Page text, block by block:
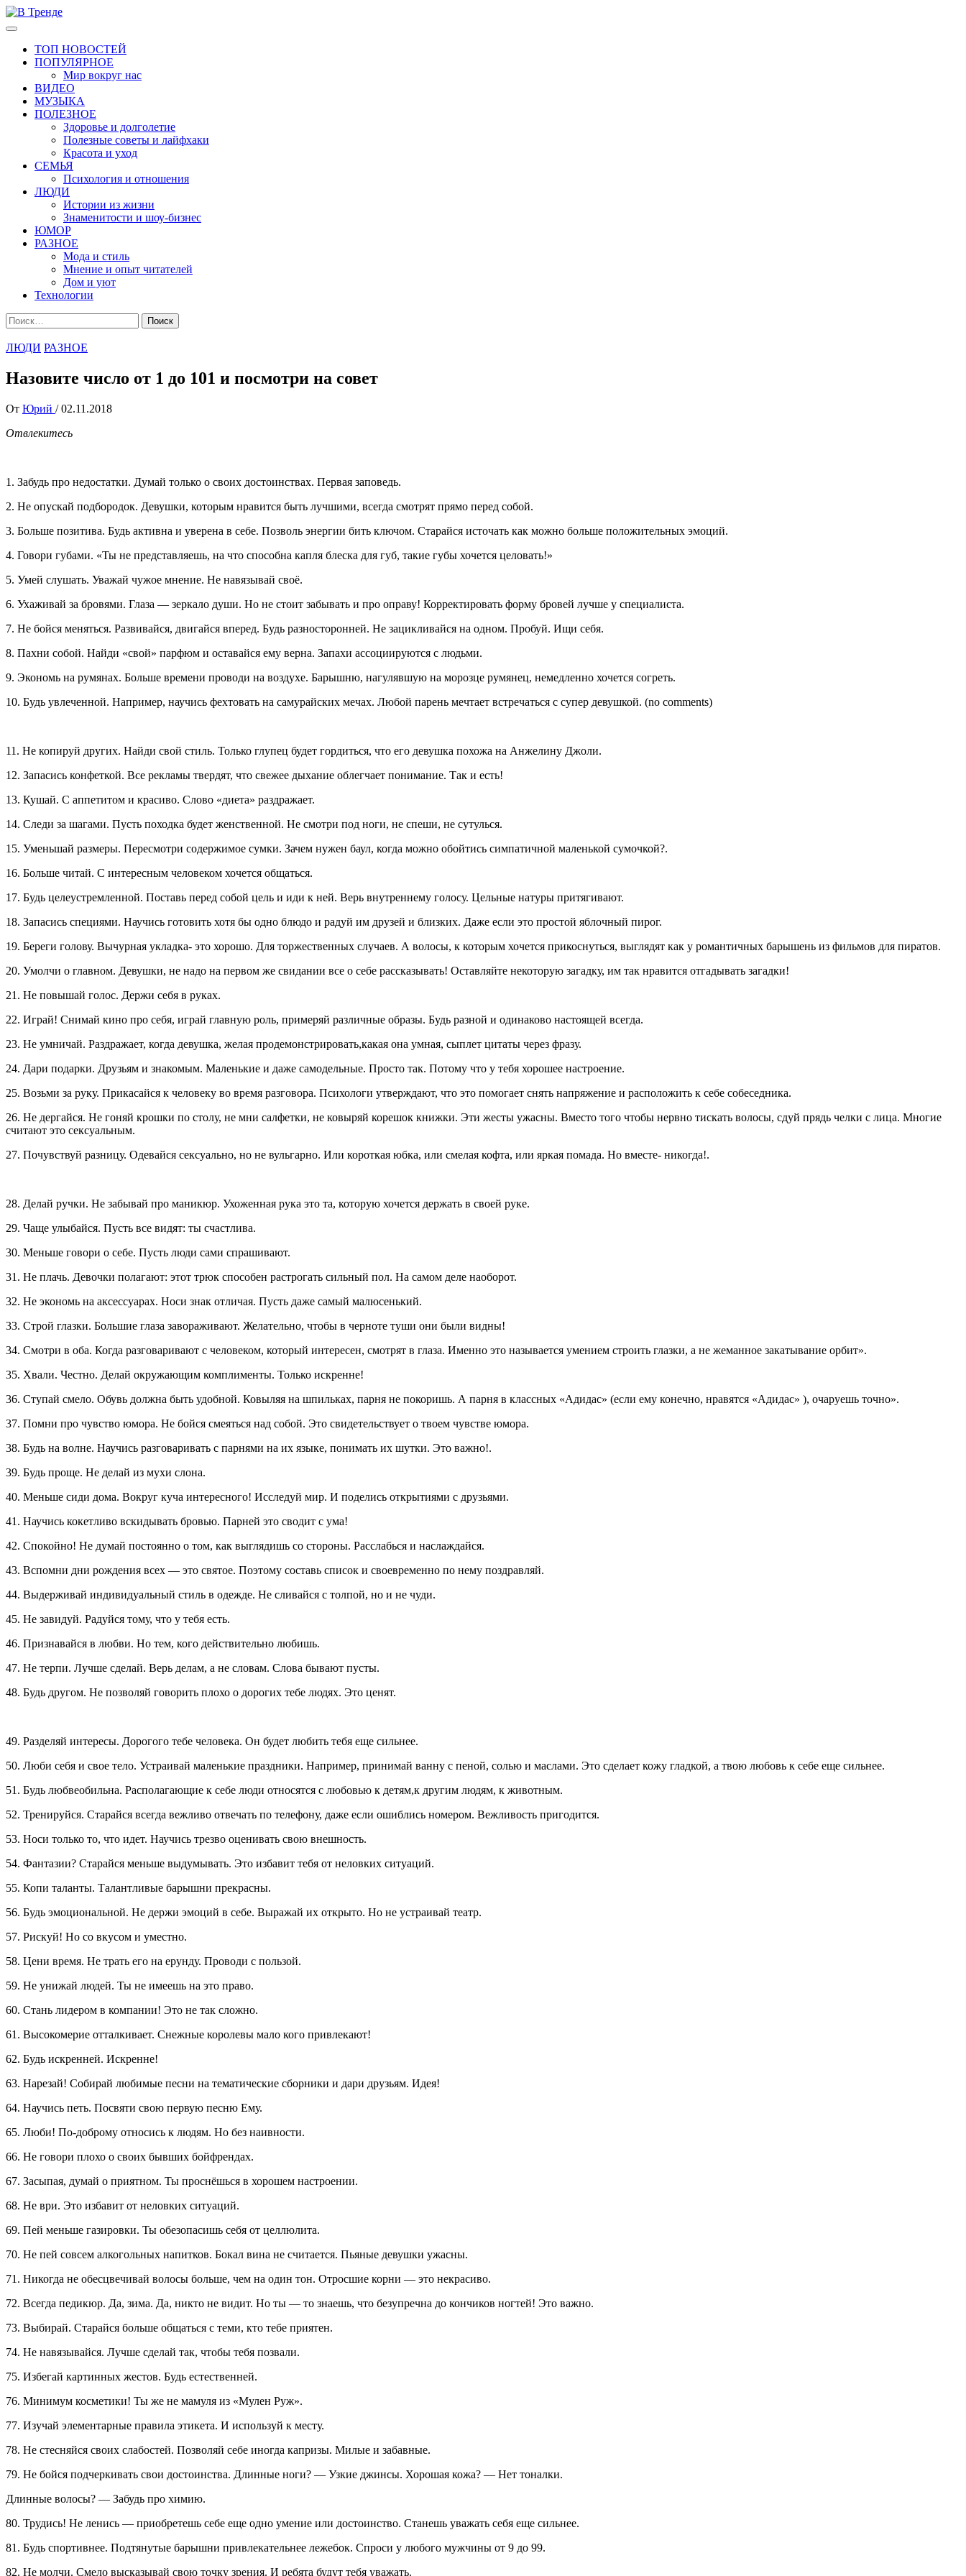
Перейти
к
Основное
ТОП НОВОСТЕЙ
ПОПУЛЯРНОЕ
Мир вокруг нас
ВИДЕО
МУЗЫКА
ПОЛЕЗНОЕ
Здоровье и долголетие
Полезные советы и лайфхаки
Красота и уход
СЕМЬЯ
Психология и отношения
ЛЮДИ
Истории из жизни
Знаменитости и шоу-бизнес
ЮМОР
РАЗНОЕ
Мода и стиль
Мнение и опыт читателей
Дом и уют
Технологии
Найти:
ЛЮДИ РАЗНОЕ
Назовите число от 1 до 101 и посмотри на совет
От Юрий / 02.11.2018
Отвлекитесь
1. Забудь про недостатки. Думай только о своих достоинствах. Первая заповедь.
2. Не опускай подбородок. Девушки, которым нравится быть лучшими, всегда смотрят прямо перед собой.
3. Больше позитива. Будь активна и уверена в себе. Позволь энергии бить ключом. Старайся источать как можно больше положительных эмоций.
4. Говори губами. «Ты не представляешь, на что способна капля блеска для губ, такие губы хочется целовать!»
5. Умей слушать. Уважай чужое мнение. Не навязывай своё.
6. Ухаживай за бровями. Глаза — зеркало души. Но не стоит забывать и про оправу! Корректировать форму бровей лучше у специалиста.
7. Не бойся меняться. Развивайся, двигайся вперед. Будь разносторонней. Не зацикливайся на одном. Пробуй. Ищи себя.
8. Пахни собой. Найди «свой» парфюм и оставайся ему верна. Запахи ассоциируются с людьми.
9. Экономь на румянах. Больше времени проводи на воздухе. Барышню, нагулявшую на морозце румянец, немедленно хочется согреть.
10. Будь увлеченной. Например, научись фехтовать на самурайских мечах. Любой парень мечтает встречаться с супер девушкой. (no comments)
11. Не копируй других. Найди свой стиль. Только глупец будет гордиться, что его девушка похожа на Анжелину Джоли.
12. Запасись конфеткой. Все рекламы твердят, что свежее дыхание облегчает понимание. Так и есть!
13. Кушай. С аппетитом и красиво. Слово «диета» раздражает.
14. Следи за шагами. Пусть походка будет женственной. Не смотри под ноги, не спеши, не сутулься.
15. Уменьшай размеры. Пересмотри содержимое сумки. Зачем нужен баул, когда можно обойтись симпатичной маленькой сумочкой?.
16. Больше читай. С интересным человеком хочется общаться.
17. Будь целеустремленной. Поставь перед собой цель и иди к ней. Верь внутреннему голосу. Цельные натуры притягивают.
18. Запасись специями. Научись готовить хотя бы одно блюдо и радуй им друзей и близких. Даже если это простой яблочный пирог.
19. Береги голову. Вычурная укладка- это хорошо. Для торжественных случаев. А волосы, к которым хочется прикоснуться, выглядят как у романтичных барышень из фильмов для пиратов.
20. Умолчи о главном. Девушки, не надо на первом же свидании все о себе рассказывать! Оставляйте некоторую загадку, им так нравится отгадывать загадки!
21. Не повышай голос. Держи себя в руках.
22. Играй! Снимай кино про себя, играй главную роль, примеряй различные образы. Будь разной и одинаково настоящей всегда.
23. Не умничай. Раздражает, когда девушка, желая продемонстрировать,какая она умная, сыплет цитаты через фразу.
24. Дари подарки. Друзьям и знакомым. Маленькие и даже самодельные. Просто так. Потому что у тебя хорошее настроение.
25. Возьми за руку. Прикасайся к человеку во время разговора. Психологи утверждают, что это помогает снять напряжение и расположить к себе собеседника.
26. Не дергайся. Не гоняй крошки по столу, не мни салфетки, не ковыряй корешок книжки. Эти жесты ужасны. Вместо того чтобы нервно тискать волосы, сдуй прядь челки с лица. Многие
считают это сексуальным.
27. Почувствуй разницу. Одевайся сексуально, но не вульгарно. Или короткая юбка, или смелая кофта, или яркая помада. Но вместе- никогда!.
28. Делай ручки. Не забывай про маникюр. Ухоженная рука это та, которую хочется держать в своей руке.
29. Чаще улыбайся. Пусть все видят: ты счастлива.
30. Меньше говори о себе. Пусть люди сами спрашивают.
31. Не плачь. Девочки полагают: этот трюк способен растрогать сильный пол. На самом деле наоборот.
32. Не экономь на аксессуарах. Носи знак отличая. Пусть даже самый малюсенький.
33. Строй глазки. Большие глаза завораживают. Желательно, чтобы в черноте туши они были видны!
34. Смотри в оба. Когда разговаривают с человеком, который интересен, смотрят в глаза. Именно это называется умением строить глазки, а не жеманное закатывание орбит».
35. Хвали. Честно. Делай окружающим комплименты. Только искренне!
36. Ступай смело. Обувь должна быть удобной. Ковыляя на шпильках, парня не покоришь. А парня в классных «Адидас» (если ему конечно, нравятся «Адидас» ), очаруешь точно».
37. Помни про чувство юмора. Не бойся смеяться над собой. Это свидетельствует о твоем чувстве юмора.
38. Будь на волне. Научись разговаривать с парнями на их языке, понимать их шутки. Это важно!.
39. Будь проще. Не делай из мухи слона.
40. Меньше сиди дома. Вокруг куча интересного! Исследуй мир. И поделись открытиями с друзьями.
41. Научись кокетливо вскидывать бровью. Парней это сводит с ума!
42. Спокойно! Не думай постоянно о том, как выглядишь со стороны. Расслабься и наслаждайся.
43. Вспомни дни рождения всех — это святое. Поэтому составь список и своевременно по нему поздравляй.
44. Выдерживай индивидуальный стиль в одежде. Не сливайся с толпой, но и не чуди.
45. Не завидуй. Радуйся тому, что у тебя есть.
46. Признавайся в любви. Но тем, кого действительно любишь.
47. Не терпи. Лучше сделай. Верь делам, а не словам. Слова бывают пусты.
48. Будь другом. Не позволяй говорить плохо о дорогих тебе людях. Это ценят.
49. Разделяй интересы. Дорогого тебе человека. Он будет любить тебя еще сильнее.
50. Люби себя и свое тело. Устраивай маленькие праздники. Например, принимай ванну с пеной, солью и маслами. Это сделает кожу гладкой, а твою любовь к себе еще сильнее.
51. Будь любвеобильна. Располагающие к себе люди относятся с любовью к детям,к другим людям, к животным.
52. Тренируйся. Старайся всегда вежливо отвечать по телефону, даже если ошиблись номером. Вежливость пригодится.
53. Носи только то, что идет. Научись трезво оценивать свою внешность.
54. Фантазии? Старайся меньше выдумывать. Это избавит тебя от неловких ситуаций.
55. Копи таланты. Талантливые барышни прекрасны.
56. Будь эмоциональной. Не держи эмоций в себе. Выражай их открыто. Но не устраивай театр.
57. Рискуй! Но со вкусом и уместно.
58. Цени время. Не трать его на ерунду. Проводи с пользой.
59. Не унижай людей. Ты не имеешь на это право.
60. Стань лидером в компании! Это не так сложно.
61. Высокомерие отталкивает. Снежные королевы мало кого привлекают!
62. Будь искренней. Искренне!
63. Нарезай! Собирай любимые песни на тематические сборники и дари друзьям. Идея!
64. Научись петь. Посвяти свою первую песню Ему.
65. Люби! По-доброму относись к людям. Но без наивности.
66. Не говори плохо о своих бывших бойфрендах.
67. Засыпая, думай о приятном. Ты проснёшься в хорошем настроении.
68. Не ври. Это избавит от неловких ситуаций.
69. Пей меньше газировки. Ты обезопасишь себя от целлюлита.
70. Не пей совсем алкогольных напитков. Бокал вина не считается. Пьяные девушки ужасны.
71. Никогда не обесцвечивай волосы больше, чем на один тон. Отросшие корни — это некрасиво.
72. Всегда педикюр. Да, зима. Да, никто не видит. Но ты — то знаешь, что безупречна до кончиков ногтей! Это важно.
73. Выбирай. Старайся больше общаться с теми, кто тебе приятен.
74. Не навязывайся. Лучше сделай так, чтобы тебя позвали.
75. Избегай картинных жестов. Будь естественней.
76. Минимум косметики! Ты же не мамуля из «Мулен Руж».
77. Изучай элементарные правила этикета. И используй к месту.
78. Не стесняйся своих слабостей. Позволяй себе иногда капризы. Милые и забавные.
79. Не бойся подчеркивать свои достоинства. Длинные ноги? — Узкие джинсы. Хорошая кожа? — Нет тоналки.
Длинные волосы? — Забудь про химию.
80. Трудись! Не ленись — приобретешь себе еще одно умение или достоинство. Станешь уважать себя еще сильнее.
81. Будь спортивнее. Подтянутые барышни привлекательнее лежебок. Спроси у любого мужчины от 9 до 99.
82. Не молчи. Смело высказывай свою точку зрения. И ребята будут тебя уважать.